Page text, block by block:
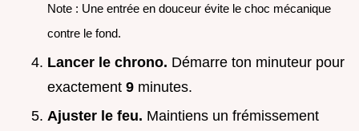
Note : Une entrée en douceur évite le choc mécanique
contre le fond.
Lancer le chrono. Démarre ton minuteur pour
exactement 9 minutes.
Ajuster le feu. Maintiens un frémissement